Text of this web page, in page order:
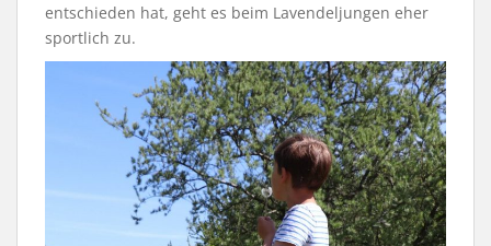
entschieden hat, geht es beim Lavendeljungen eher
sportlich zu.